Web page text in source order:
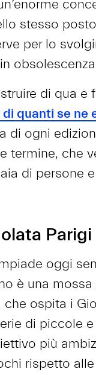
stesso
per lo
di qua e
quanti se ne
di ogni
termine, che
di persone
Parigi
oggi
è una mossa
che ospita i
di piccole
più
rispetto